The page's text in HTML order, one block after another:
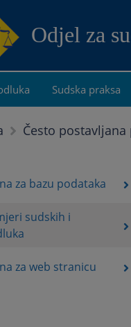
Odjel za
Sudska praksa
Često postavljana
za bazu podataka
sudskih i
za web stranicu